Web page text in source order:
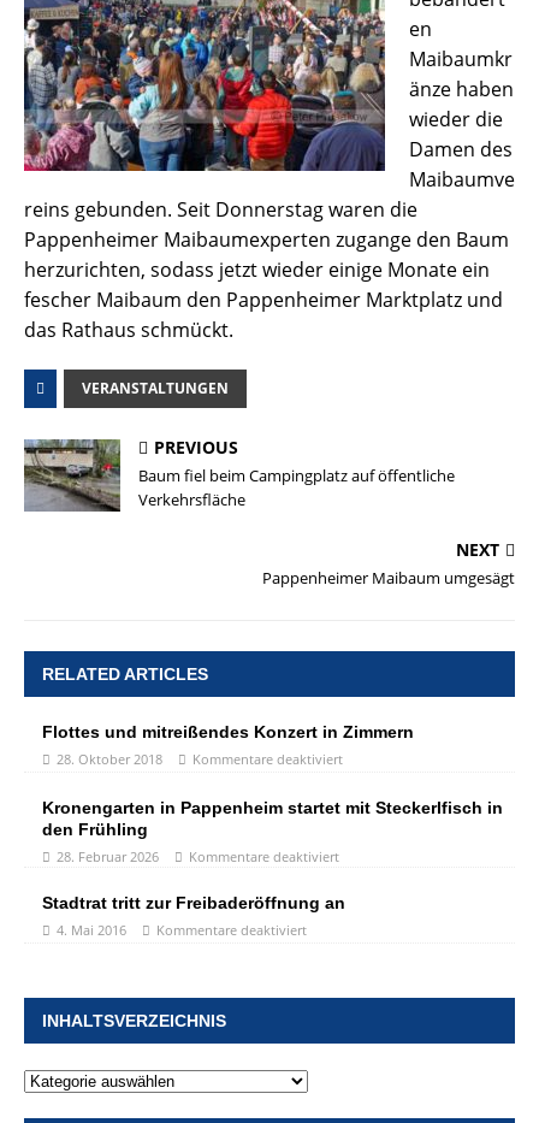
en
Maibaumkr
änze haben
wieder die
Damen des
Maibaumve
reins gebunden. Seit Donnerstag waren die
Pappenheimer Maibaumexperten zugange den Baum
herzurichten, sodass jetzt wieder einige Monate ein
fescher Maibaum den Pappenheimer Marktplatz und
das Rathaus schmückt.
VERANSTALTUNGEN
PREVIOUS
Baum fiel beim Campingplatz auf öffentliche
Verkehrsfläche
NEXT
Pappenheimer Maibaum umgesägt
RELATED ARTICLES
Flottes und mitreißendes Konzert in Zimmern
28. Oktober 2018 Kommentare deaktiviert
Kronengarten in Pappenheim startet mit Steckerlfisch in
den Frühling
28. Februar 2026 Kommentare deaktiviert
Stadtrat tritt zur Freibaderöffnung an
4. Mai 2016 Kommentare deaktiviert
INHALTSVERZEICHNIS